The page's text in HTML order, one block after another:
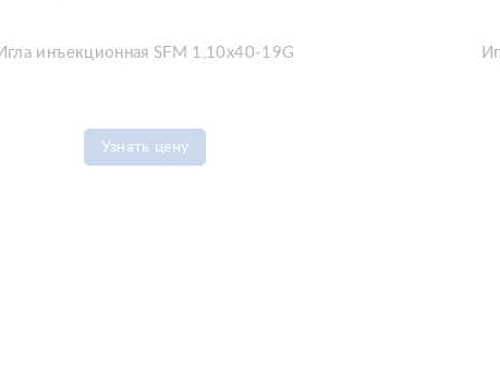
Игла инъекционная SFM 1,10x40-19G
Узнать цену